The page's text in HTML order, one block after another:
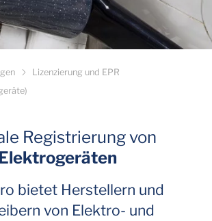
Lizenzierung und EPR
Registrierung von
bietet Herstellern und
von Elektro- und